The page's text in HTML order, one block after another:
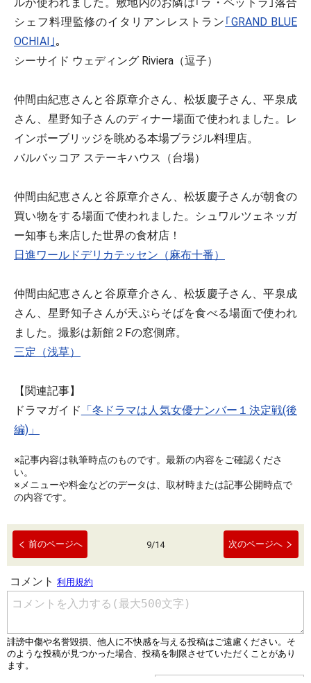
シェフ料理監修のイタリアンレストラン ｢GRAND BLUE
OCHIAI｣。
シーサイド ウェディング Riviera（逗子）
仲間由紀恵さんと谷原章介さん、松坂慶子さん、平泉成
さん、星野知子さんのディナー場面で使われました。レ
インボーブリッジを眺める本場ブラジル料理店。
バルバッコア ステーキハウス（台場）
仲間由紀恵さんと谷原章介さん、松坂慶子さんが朝食の
買い物をする場面で使われました。シュワルツェネッガ
ー知事も来店した世界の食材店！
日進ワールドデリカテッセン（麻布十番）
仲間由紀恵さんと谷原章介さん、松坂慶子さん、平泉成
さん、星野知子さんが天ぷらそばを食べる場面で使われ
ました。撮影は新館２Fの窓側席。
三定（浅草）
【関連記事】
ドラマガイド 「冬ドラマは人気女優ナンバー１決定戦(後
編)」
※記事内容は執筆時点のものです。最新の内容をご確認くださ
い。
※メニューや料金などのデータは、取材時または記事公開時点で
の内容です。
前のページへ 9/14 次のページへ